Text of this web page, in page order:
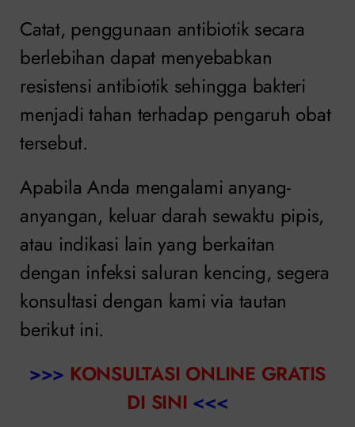
Catat, penggunaan antibiotik secara
berlebihan dapat menyebabkan
resistensi antibiotik sehingga bakteri
menjadi tahan terhadap pengaruh obat
tersebut.
Apabila Anda mengalami anyang-
anyangan, keluar darah sewaktu pipis,
atau indikasi lain yang berkaitan
dengan infeksi saluran kencing, segera
konsultasi dengan kami via tautan
berikut ini.
>>> KONSULTASI ONLINE GRATIS
DI SINI <<<